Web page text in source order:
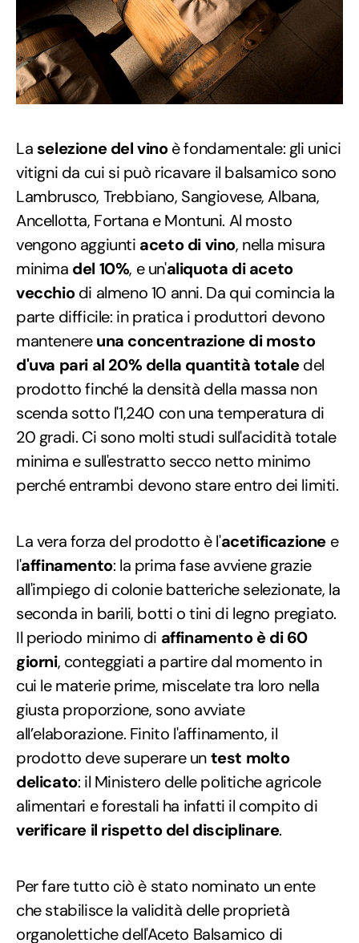
La selezione del vinoè fondamentale: gli unici
vitigni da cui si può ricavare il balsamico sono
Lambrusco, Trebbiano, Sangiovese, Albana,
Ancellotta, Fortana e Montuni. Al mosto
vengono aggiunti aceto di vino, nella misura
minima del 10%, e un'aliquota di aceto
vecchiodi almeno 10 anni. Da qui comincia la
parte difficile: in pratica i produttori devono
mantenereuna concentrazione di mosto
d'uva pari al 20% della quantità totaledel
prodotto finché la densità della massa non
scenda sotto l'1,240 con una temperatura di
20 gradi. Ci sono molti studi sull'acidità totale
minima e sull'estratto secco netto minimo
perché entrambi devono stare entro dei limiti.
La vera forza del prodotto è l'acetificazione e
l'affinamento: la prima fase avviene grazie
all'impiego di colonie batteriche selezionate, la
seconda in barili, botti o tini di legno pregiato.
Il periodo minimo di affinamento è di 60
giorni, conteggiati a partire dal momento in
cui le materie prime, miscelate tra loro nella
giusta proporzione, sono avviate
all’elaborazione. Finito l'affinamento, il
prodotto deve superare untest molto
delicato: il Ministero delle politiche agricole
alimentari e forestali ha infatti il compito di
verificare il rispetto del disciplinare.
Per fare tutto ciò è stato nominato un ente
che stabilisce la validità delle proprietà
organolettiche dell'Aceto Balsamico di